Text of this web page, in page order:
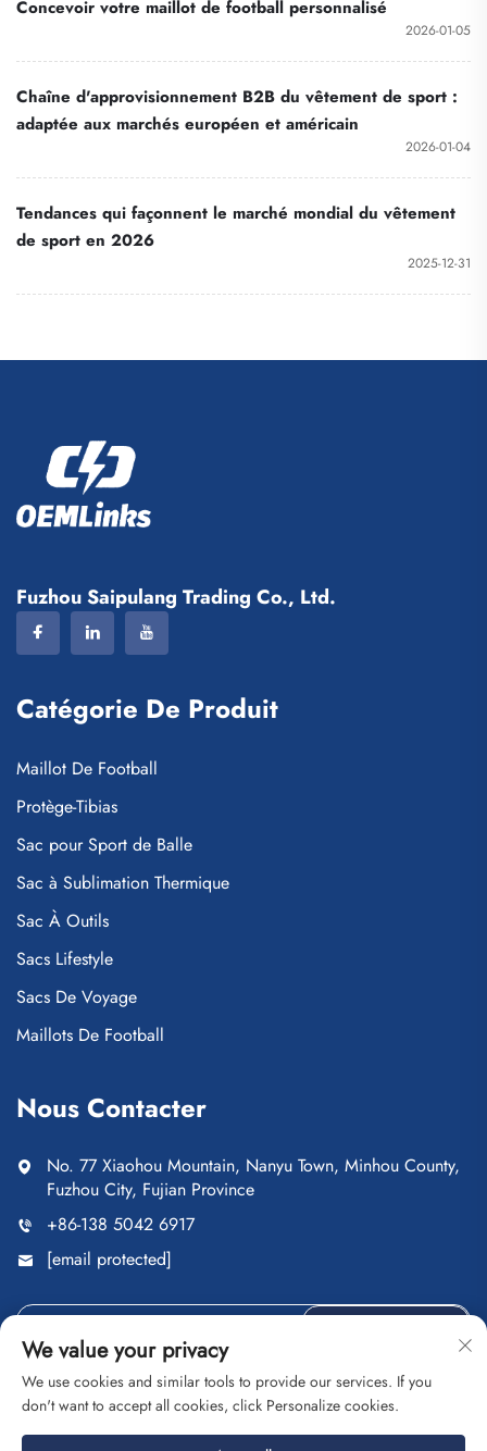
Concevoir votre maillot de football personnalisé
2026-01-05
Chaîne d'approvisionnement B2B du vêtement de sport :
adaptée aux marchés européen et américain
2026-01-04
Tendances qui façonnent le marché mondial du vêtement
de sport en 2026
2025-12-31
Fuzhou Saipulang Trading Co., Ltd.
Catégorie De Produit
Maillot De Football
Protège-Tibias
Sac pour Sport de Balle
Sac à Sublimation Thermique
Sac À Outils
Sacs Lifestyle
Sacs De Voyage
Maillots De Football
Nous Contacter
No. 77 Xiaohou Mountain, Nanyu Town, Minhou County,
Fuzhou City, Fujian Province
+86-138 5042 6917
[email protected]
Droits d'auteur © Fuzhou Saipulang Trading Co., Ltd. Tous
We value your privacy
We use cookies and similar tools to provide our services. If you
don't want to accept all cookies, click Personalize cookies.